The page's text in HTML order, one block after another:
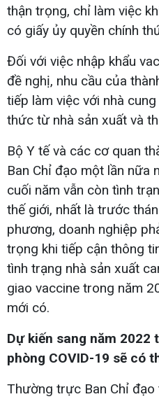
thận trọng, chỉ làm việc
có giấy ủy quyền chính
Đối với việc nhập khẩu
đề nghị, nhu cầu của
tiếp làm việc với nhà
thức từ nhà sản xuất và
Bộ Y tế và các cơ quan
Ban Chỉ đạo một lần nữa
cuối năm vẫn còn tình
thế giới, nhất là trước
phương, doanh nghiệp
trọng khi tiếp cận thông
tình trạng nhà sản xuất
giao vaccine trong năm
mới có.
Dự kiến sang năm 2022
phòng COVID-19 sẽ có
Thường trực Ban Chỉ đạo